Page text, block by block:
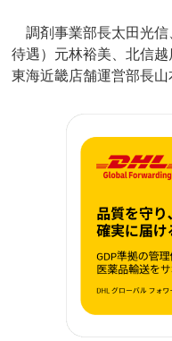
調剤事業部長太田光信
待遇）元林裕美、北信
東海近畿店舗運営部長山